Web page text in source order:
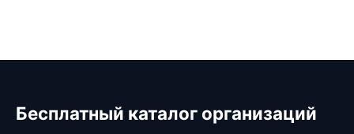
Бесплатный каталог организаций